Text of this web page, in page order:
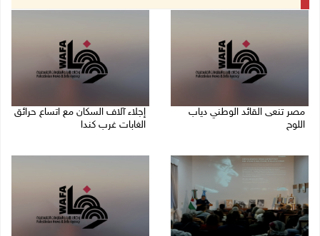
مصر تنعى القائد الوطني دياب
اللوح
إجلاء آلاف السكان مع اتساع حرائق
الغابات غرب كندا